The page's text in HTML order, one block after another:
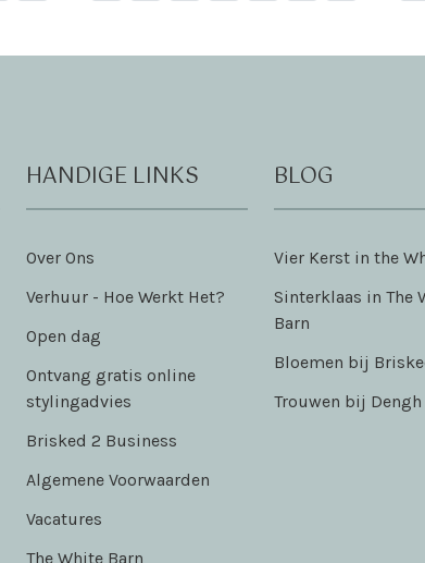
HANDIGE LINKS
Over Ons
Verhuur - Hoe Werkt Het?
Open dag
Ontvang gratis online
stylingadvies
Brisked 2 Business
Algemene Voorwaarden
Vacatures
The White Barn
BLOG
Vier Kerst in the
Sinterklaas in The
Barn
Bloemen bij
Trouwen bij